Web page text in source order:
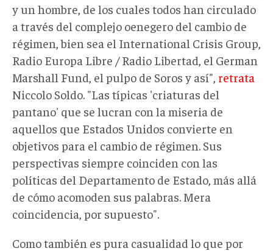
y un hombre, de los cuales todos han circulado
a través del complejo oenegero del cambio de
régimen, bien sea el International Crisis Group,
Radio Europa Libre / Radio Libertad, el German
Marshall Fund, el pulpo de Soros y así", retrata
Niccolo Soldo. "Las típicas 'criaturas del
pantano' que se lucran con la miseria de
aquellos que Estados Unidos convierte en
objetivos para el cambio de régimen. Sus
perspectivas siempre coinciden con las
políticas del Departamento de Estado, más allá
de cómo acomoden sus palabras. Mera
coincidencia, por supuesto".
Como también es pura casualidad lo que por